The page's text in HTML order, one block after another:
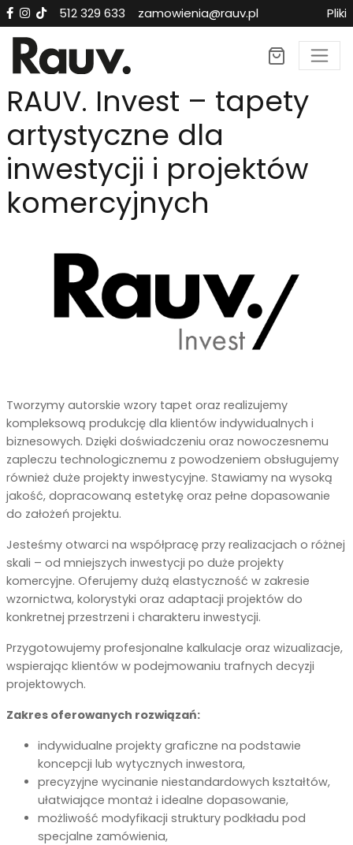
512 329 633 zamowienia@rauv.pl Pliki
RAUV. Invest – tapety
artystyczne dla
inwestycji i projektów
komercyjnych
Tworzymy autorskie wzory tapet oraz realizujemy
kompleksową produkcję dla klientów indywidualnych i
biznesowych. Dzięki doświadczeniu oraz nowoczesnemu
zapleczu technologicznemu z powodzeniem obsługujemy
również duże projekty inwestycyjne. Stawiamy na wysoką
jakość, dopracowaną estetykę oraz pełne dopasowanie
do założeń projektu.
Jesteśmy otwarci na współpracę przy realizacjach o różnej
skali – od mniejszych inwestycji po duże projekty
komercyjne. Oferujemy dużą elastyczność w zakresie
wzornictwa, kolorystyki oraz adaptacji projektów do
konkretnej przestrzeni i charakteru inwestycji.
Przygotowujemy profesjonalne kalkulacje oraz wizualizacje,
wspierając klientów w podejmowaniu trafnych decyzji
projektowych.
Zakres oferowanych rozwiązań:
indywidualne projekty graficzne na podstawie
koncepcji lub wytycznych inwestora,
precyzyjne wycinanie niestandardowych kształtów,
ułatwiające montaż i idealne dopasowanie,
możliwość modyfikacji struktury podkładu pod
specjalne zamówienia,